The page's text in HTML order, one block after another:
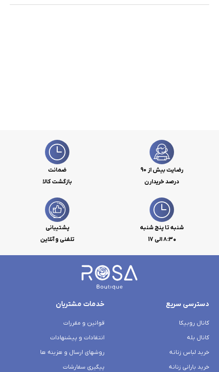
رضایت بیش از 90
درصد خریدارن
ضمانت
بازگشت کالا
شنبه تا پنج شنبه
۸:۳۰ الی 17
پشتیبانی
تلفنی و آنلاین
دسترسی سریع
کانال روبیکا
کانال بله
خرید لباس زنانه
خرید بارانی زنانه
خدمات مشتریان
قوانین و مقررات
انتقادات و پیشنهادات
روشهای ارسال و هزینه ها
پیگیری سفارشات